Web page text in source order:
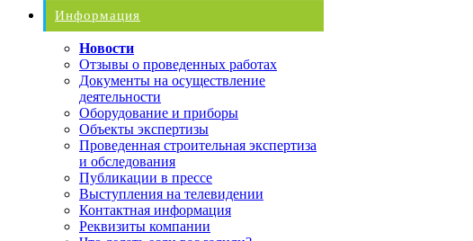
Информация
Новости
Отзывы о проведенных работах
Документы на осуществление
деятельности
Оборудование и приборы
Объекты экспертизы
Проведенная строительная экспертиза
и обследования
Публикации в прессе
Выступления на телевидении
Контактная информация
Реквизиты компании